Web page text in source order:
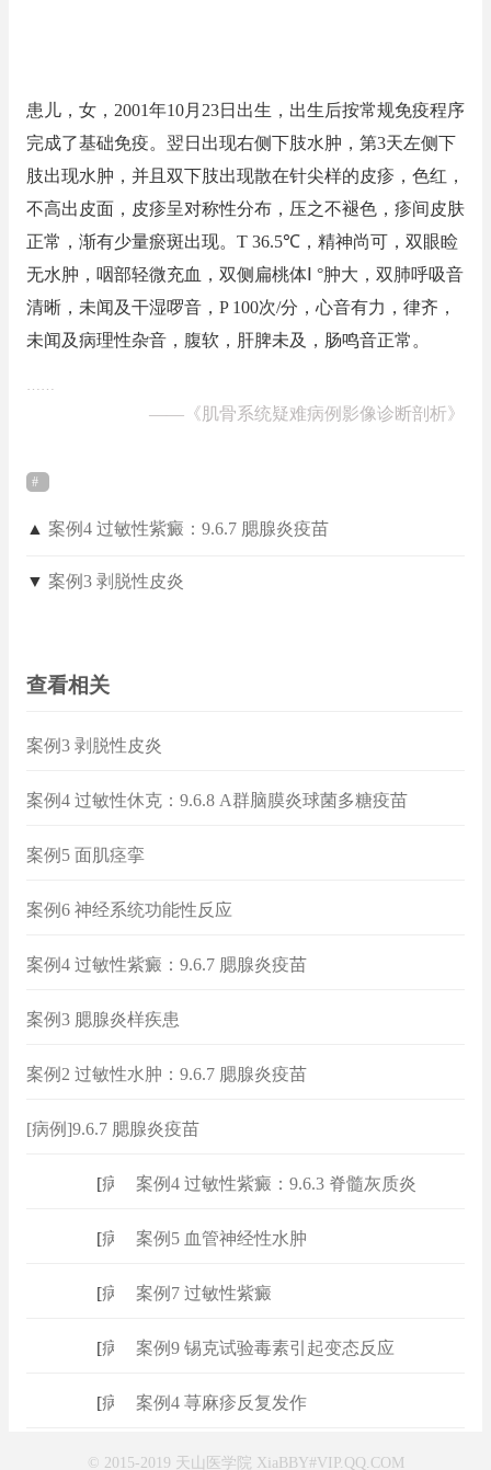
患儿，女，2001年10月23日出生，出生后按常规免疫程序
完成了基础免疫。翌日出现右侧下肢水肿，第3天左侧下
肢出现水肿，并且双下肢出现散在针尖样的皮疹，色红，
不高出皮面，皮疹呈对称性分布，压之不褪色，疹间皮肤
正常，渐有少量瘀斑出现。T 36.5℃，精神尚可，双眼睑
无水肿，咽部轻微充血，双侧扁桃体Ⅰ °肿大，双肺呼吸音
清晰，未闻及干湿啰音，P 100次/分，心音有力，律齐，
未闻及病理性杂音，腹软，肝脾未及，肠鸣音正常。
……
—— 《肌骨系统疑难病例影像诊断剖析》
▲ 案例4 过敏性紫癜：9.6.7 腮腺炎疫苗
▼ 案例3 剥脱性皮炎
查看相关
案例3 剥脱性皮炎
案例4 过敏性休克：9.6.8 A群脑膜炎球菌多糖疫苗
案例5 面肌痉挛
案例6 神经系统功能性反应
案例4 过敏性紫癜：9.6.7 腮腺炎疫苗
案例3 腮腺炎样疾患
案例2 过敏性水肿：9.6.7 腮腺炎疫苗
[病例]9.6.7 腮腺炎疫苗
病例 案例4 过敏性紫癜：9.6.3 脊髓灰质炎
病例 案例5 血管神经性水肿
病例 案例7 过敏性紫癜
病例 案例9 锡克试验毒素引起变态反应
病例 案例4 荨麻疹反复发作
© 2015-2019 天山医学院 XiaBBY#VIP.QQ.COM